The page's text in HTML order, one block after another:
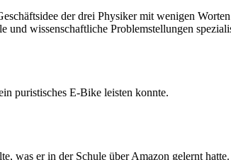
der drei Physiker mit wenigen
und wissenschaftliche Problemstellungen
puristisches E-Bike leisten konnte.
was er in der Schule über Amazon gelernt hatte.